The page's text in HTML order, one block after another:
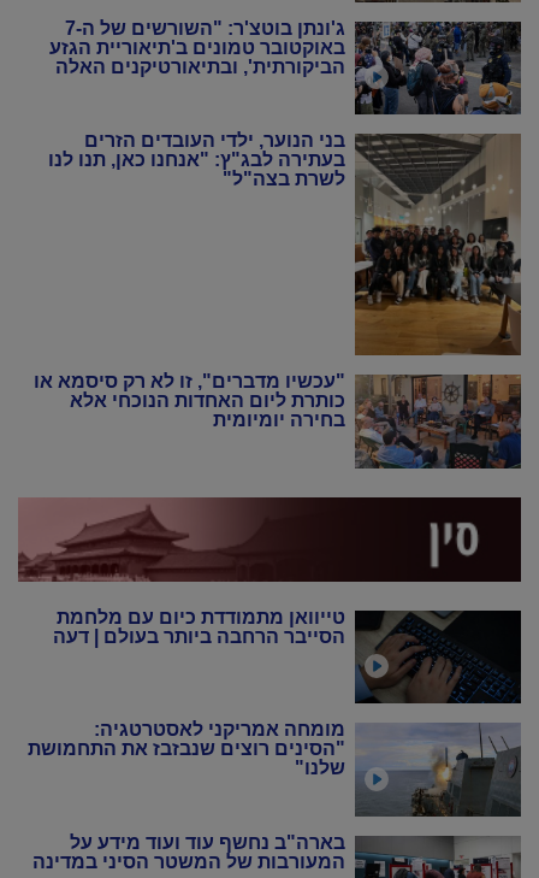
ג'ונתן בוטצ'ר: "השורשים של ה-7
באוקטובר טמונים ב'תיאוריית הגזע
הביקורתית', ובתיאורטיקנים האלה
בני הנוער, ילדי העובדים הזרים
בעתירה לבג"ץ: "אנחנו כאן, תנו לנו
לשרת בצה"ל"
"עכשיו מדברים", זו לא רק סיסמא או
כותרת ליום האחדות הנוכחי אלא
בחירה יומיומית
טייוואן מתמודדת כיום עם מלחמת
הסייבר הרחבה ביותר בעולם | דעה
מומחה אמריקני לאסטרטגיה:
"הסינים רוצים שנבזבז את התחמושת
שלנו"
בארה"ב נחשף עוד ועוד מידע על
המעורבות של המשטר הסיני במדינה